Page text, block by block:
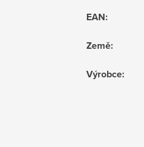
EAN:
Země:
Výrobce: